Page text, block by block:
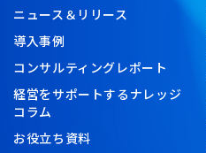
ニュース＆リリース
導入事例
コンサルティングレポート
経営をサポートするナレッジ
コラム
お役立ち資料